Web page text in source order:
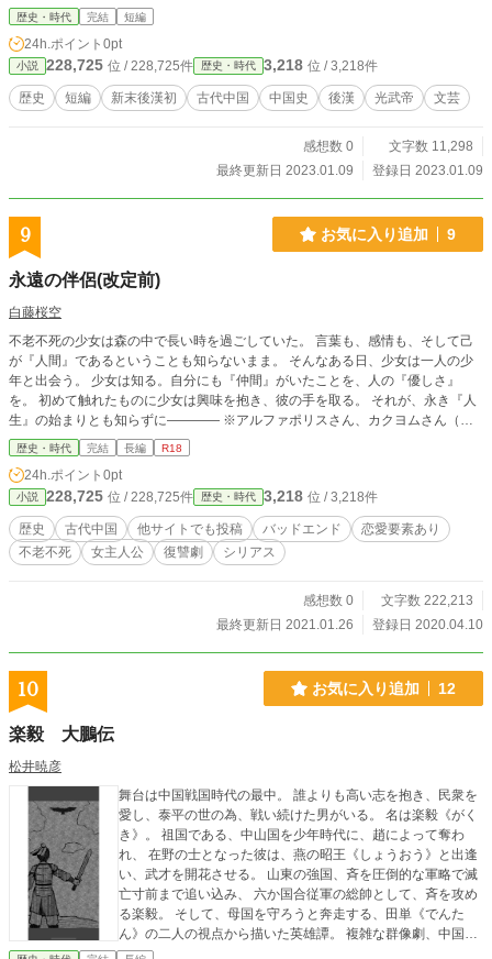
--------------------- 歴史小説家では宮城谷昌光さんや司馬遼太郎さんが好きです。
歴史上の人物のことを知るにはやっぱり物語がある方が覚えやすい。 上記のお
二人の他にもいろんな作家さんや、大和和紀さんの「あさきゆめみし」に代表さ
れる漫画家さんにぼくもたくさんお世話になりました。 ぼくは特に古代中国史
が好きなので題材はそこに求めることが多いですが、その恩返しの気持ちも込め
て、自分もいろんな人に、あまり詳しく知られていない歴史上の人物について物
歴史・時代 完結 短編
24h.ポイント 0pt
小説 228,725 位 / 228,725件 歴史・時代 3,218 位 / 3,218件
歴史 短編 新末後漢初 古代中国 中国史 後漢 光武帝 文芸
感想数 0
文字数 11,298
最終更新日 2023.01.09
登録日 2023.01.09
9 お気に入り追加 9
永遠の伴侶(改定前)
白藤桜空
不老不死の少女は森の中で長い時を過ごしていた。 言葉も、感情も、そして己
が『人間』であるということも知らないまま。 そんなある日、少女は一人の少
年と出会う。 少女は知る。自分にも『仲間』がいたことを、人の『優しさ』
を。 初めて触れたものに少女は興味を抱き、彼の手を取る。 それが、永き『人
生』の始まりとも知らずに―――― ※アルファポリスさん、カクヨムさん（更
新停止）でも掲載しています。 ※この作品はフィクションであり、 実在の人
物・団体・事件などとは一切関係ありません。 ※改定後を載せ始めました。良
かったらそちらもご覧下さい。
歴史・時代 完結 長編 R18
24h.ポイント 0pt
小説 228,725 位 / 228,725件 歴史・時代 3,218 位 / 3,218件
歴史 古代中国 他サイトでも投稿 バッドエンド
恋愛要素あり
不老不死
女主人公 復讐劇 シリアス
感想数 0
文字数 222,213
最終更新日 2021.01.26
登録日 2020.04.10
10 お気に入り追加 12
楽毅 大鵬伝
松井暁彦
舞台は中国戦国時代の最中。 誰よりも高い志を抱き、民衆を
愛し、泰平の世の為、戦い続けた男がいる。 名は楽毅《がく
き》。 祖国である、中山国を少年時代に、趙によって奪わ
れ、 在野の士となった彼は、燕の昭王《しょうおう》と出逢
い、武才を開花させる。 山東の強国、斉を圧倒的な軍略で滅
亡寸前まで追い込み、 六か国合従軍の総帥として、斉を攻め
る楽毅。 そして、母国を守ろうと奔走する、田単《でんた
ん》の二人の視点から描いた英雄譚。 複雑な群像劇、中国戦